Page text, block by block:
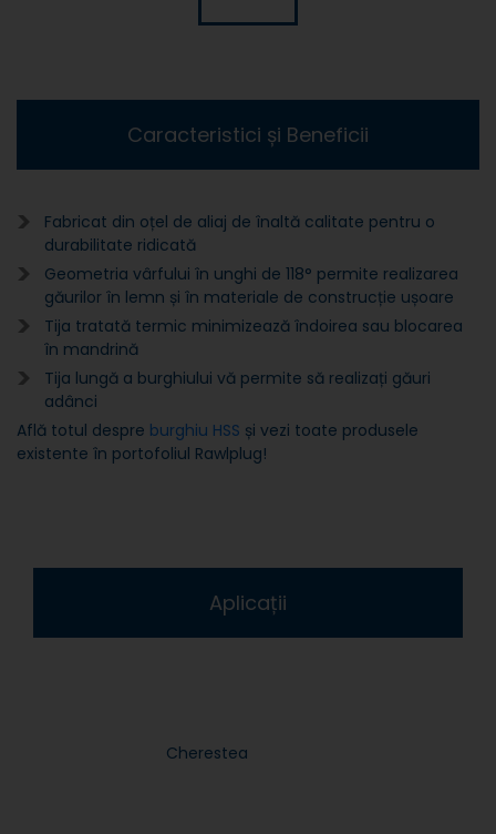
Caracteristici și Beneficii
Fabricat din oțel de aliaj de înaltă calitate pentru o
durabilitate ridicată
Geometria vârfului în unghi de 118° permite realizarea
găurilor în lemn și în materiale de construcție ușoare
Tija tratată termic minimizează îndoirea sau blocarea
în mandrină
Tija lungă a burghiului vă permite să realizați găuri
adânci
Află totul despre burghiu HSS și vezi toate produsele
existente în portofoliul Rawlplug!
Aplicații
Cherestea